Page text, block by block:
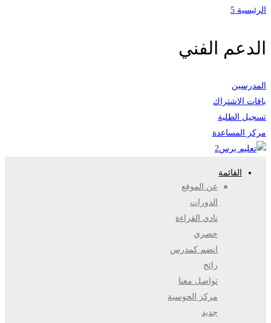
الرئيسية 5
الدعم الفني
المدرسين
باقات الاشتراك
تسجيل الطلبة
مركز المساعدة
القائمة
عن الموقع
الدورات
نادي القراءة
حصري
انضم كمدرس
رائج
تواصل معنا
مركز الحوسبة
جديد